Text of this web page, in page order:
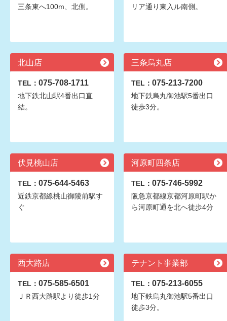
三条東へ100m、北側。
リア通り東入ル南側。
北山店
TEL： 075-708-1711
地下鉄北山駅4番出口直
結。
三条烏丸店
TEL： 075-213-7200
地下鉄烏丸御池駅5番出口
徒歩3分。
伏見桃山店
TEL： 075-644-5463
近鉄京都線桃山御陵前駅す
ぐ
河原町四条店
TEL： 075-746-5992
阪急京都線京都河原町駅か
ら河原町通を北へ徒歩4分
西大路店
TEL： 075-585-6501
ＪＲ西大路駅より徒歩1分
テナント事業部
TEL： 075-213-6055
地下鉄烏丸御池駅5番出口
徒歩3分。